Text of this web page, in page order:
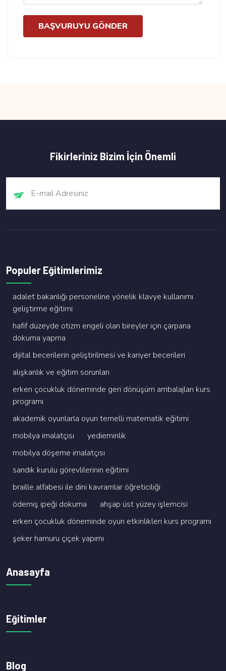
BAŞVURUYU GÖNDER
Fikirleriniz Bizim İçin Önemli
Populer Eğitimlerimiz
adalet bakanliği personeli̇ne yöneli̇k klavye kullanimi
geli̇şti̇rme eği̇ti̇mi̇
hafi̇f düzeyde oti̇zm engeli̇ olan bi̇reyler i̇çi̇n çarpana
dokuma yapma
di̇ji̇tal beceri̇leri̇n geli̇şti̇ri̇lmesi̇ ve kari̇yer beceri̇leri̇
alişkanlik ve eği̇ti̇m sorunlari
erken çocukluk dönemi̇nde geri̇ dönüşüm ambalajlari kurs
programi
akademi̇k oyunlarla oyun temelli̇ matemati̇k eği̇ti̇mi̇
mobi̇lya i̇malatçisi
yedi̇emi̇nli̇k
mobi̇lya döşeme i̇malatçisi
sandik kurulu görevli̇leri̇ni̇n eği̇ti̇mi̇
brai̇lle alfabesi̇ i̇le di̇ni̇ kavramlar öğreti̇ci̇li̇ği̇
ödemi̇ş i̇peği̇ dokuma
ahşap üst yüzey i̇şlemci̇si̇
erken çocukluk dönemi̇nde oyun etki̇nli̇kleri̇ kurs programi
şeker hamuru çi̇çek yapimi
Anasayfa
Eğitimler
Blog